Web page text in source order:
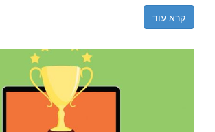
קרא עוד